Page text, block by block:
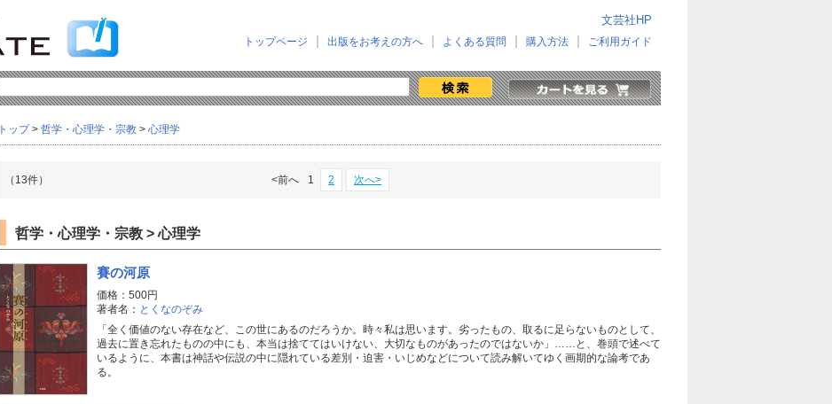
文芸社HP
トップページ 出版をお考えの方へ よくある質問 購入方法 ご利用ガイド
トップ> 哲学・心理学・宗教 > 心理学
（13件） <前へ 1 2 次へ>
哲学・心理学・宗教 > 心理学
賽の河原
価格：500円
著者名： とくなのぞみ
「全く価値のない存在など、この世にあるのだろうか。時々私は思います。劣ったもの、取るに足らないものとして、
過去に置き忘れたものの中にも、本当は捨ててはいけない、大切なものがあったのではないか」……と、巻頭で述べて
いるように、本書は神話や伝説の中に隠れている差別・迫害・いじめなどについて読み解いてゆく画期的な論考であ
る。